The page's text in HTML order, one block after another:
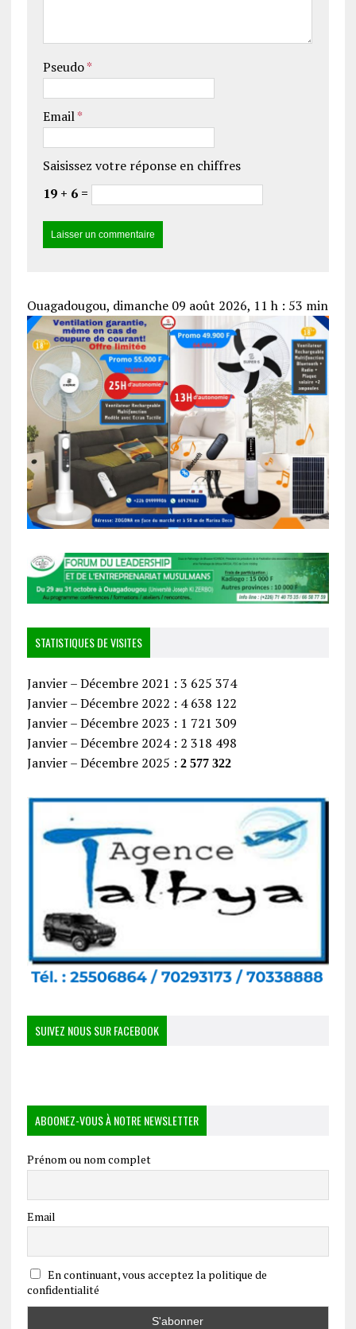
Pseudo*
Email*
Saisissez votre réponse en chiffres
19 + 6 =
Ouagadougou, dimanche 09 août 2026, 11 h : 53 min
STATISTIQUES DE VISITES
Janvier – Décembre 2021 : 3 625 374
Janvier – Décembre 2022 : 4 638 122
Janvier – Décembre 2023 : 1 721 309
Janvier – Décembre 2024 : 2 318 498
Janvier – Décembre 2025 : 2 577 322
SUIVEZ NOUS SUR FACEBOOK
ABOONEZ-VOUS À NOTRE NEWSLETTER
Prénom ou nom complet
Email
En continuant, vous acceptez la politique de
confidentialité